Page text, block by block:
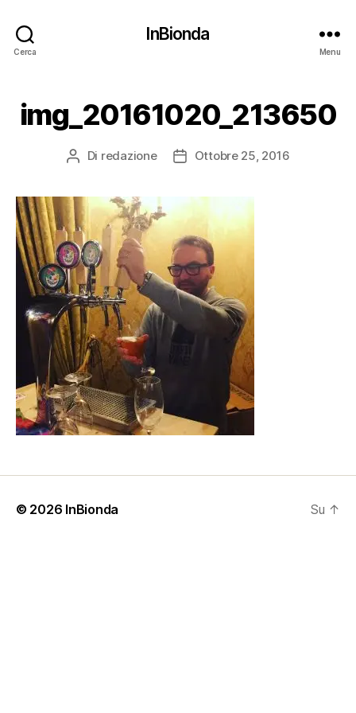
Cerca
InBionda
Menu
img_20161020_213650
Autore
Di redazione
DataOttobre 25, 2016
© 2026 InBionda Su ↑